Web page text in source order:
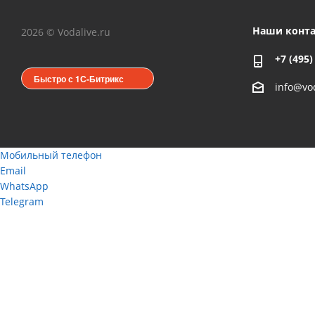
2026 © Vodalive.ru
Быстро с 1С-Битрикс
Наши
+7
Мобильный телефон
Email
WhatsApp
Telegram